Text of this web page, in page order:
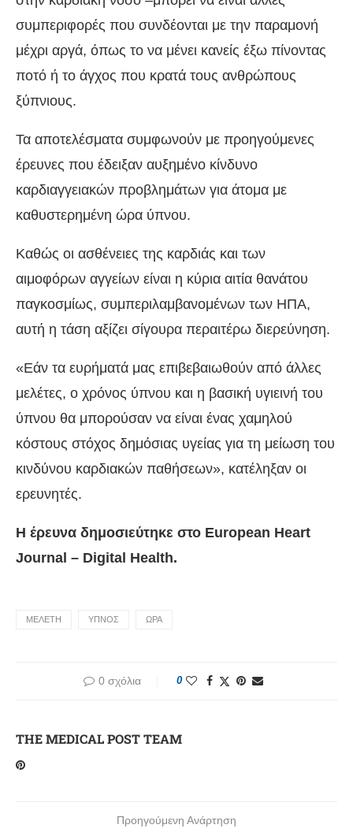
συμπεριφορές που συνδέονται με την παραμονή
μέχρι αργά, όπως το να μένει κανείς έξω πίνοντας
ποτό ή το άγχος που κρατά τους ανθρώπους
ξύπνιους.
Τα αποτελέσματα συμφωνούν με προηγούμενες
έρευνες που έδειξαν αυξημένο κίνδυνο
καρδιαγγειακών προβλημάτων για άτομα με
καθυστερημένη ώρα ύπνου.
Καθώς οι ασθένειες της καρδιάς και των
αιμοφόρων αγγείων είναι η κύρια αιτία θανάτου
παγκοσμίως, συμπεριλαμβανομένων των ΗΠΑ,
αυτή η τάση αξίζει σίγουρα περαιτέρω διερεύνηση.
«Εάν τα ευρήματά μας επιβεβαιωθούν από άλλες
μελέτες, ο χρόνος ύπνου και η βασική υγιεινή του
ύπνου θα μπορούσαν να είναι ένας χαμηλού
κόστους στόχος δημόσιας υγείας για τη μείωση του
κινδύνου καρδιακών παθήσεων», κατέληξαν οι
ερευνητές.
Η έρευνα δημοσιεύτηκε στο European Heart
Journal – Digital Health.
ΜΕΛΕΤΗ ΥΠΝΟΣ ΩΡΑ
0 σχόλια 0
THE MEDICAL POST TEAM
Προηγούμενη Ανάρτηση